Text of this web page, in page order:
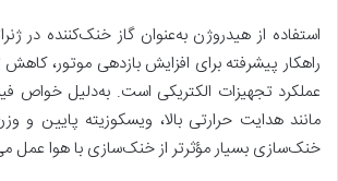
استفاده از هیدروژن به‌عنوان گاز خنک‌کننده در
راهکار پیشرفته برای افزایش بازدهی موتور، کاهش
عملکرد تجهیزات الکتریکی است. به‌دلیل خواص
مانند هدایت حرارتی بالا، ویسکوزیته پایین
خنک‌سازی بسیار مؤثرتر از خنک‌سازی با هوا عمل